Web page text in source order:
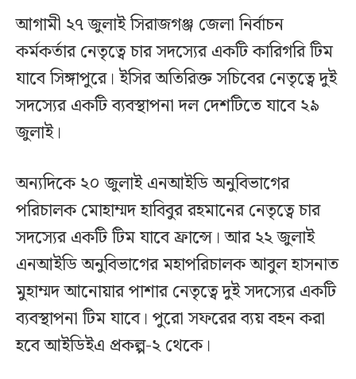
আগামী ২৭ জুলাই সিরাজগঞ্জ জেলা নির্বাচন
কর্মকর্তার নেতৃত্বে চার সদস্যের একটি কারিগরি টিম
যাবে সিঙ্গাপুরে। ইসির অতিরিক্ত সচিবের নেতৃত্বে দুই
সদস্যের একটি ব্যবস্থাপনা দল দেশটিতে যাবে ২৯
জুলাই।
অন্যদিকে ২০ জুলাই এনআইডি অনুবিভাগের
পরিচালক মোহাম্মদ হাবিবুর রহমানের নেতৃত্বে চার
সদস্যের একটি টিম যাবে ফ্রান্সে। আর ২২ জুলাই
এনআইডি অনুবিভাগের মহাপরিচালক আবুল হাসনাত
মুহাম্মদ আনোয়ার পাশার নেতৃত্বে দুই সদস্যের একটি
ব্যবস্থাপনা টিম যাবে। পুরো সফরের ব্যয় বহন করা
হবে আইডিইএ প্রকল্প-২ থেকে।